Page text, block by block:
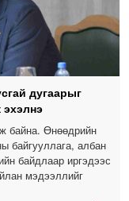
дугаарыг
байна. Өнөөдрийн
байгууллага, албан
байдлаар иргэдээс
мэдээллийг